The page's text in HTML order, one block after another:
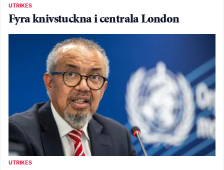
UTRIKES
Fyra knivstuckna i centrala London
UTRIKES